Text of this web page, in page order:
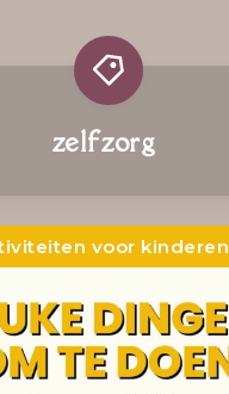
zelfzorg
voor kinderen